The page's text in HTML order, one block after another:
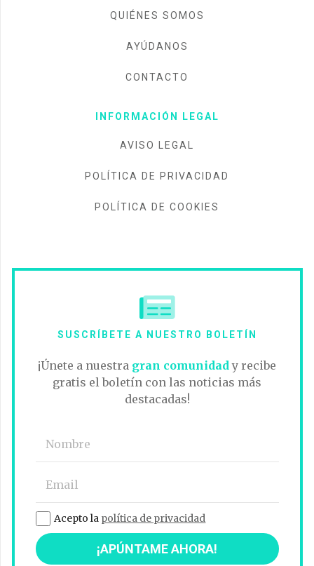
QUIÉNES SOMOS
AYÚDANOS
CONTACTO
INFORMACIÓN LEGAL
AVISO LEGAL
POLÍTICA DE PRIVACIDAD
POLÍTICA DE COOKIES
SUSCRÍBETE A NUESTRO BOLETÍN
¡Únete a nuestra gran comunidad y recibe
gratis el boletín con las noticias más
destacadas!
Acepto la política de privacidad